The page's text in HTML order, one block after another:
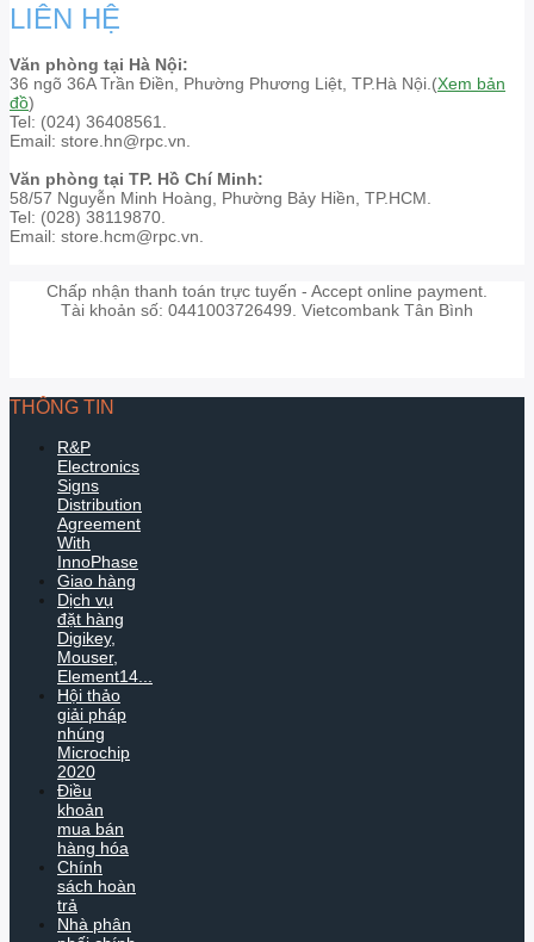
LIÊN HỆ
Văn phòng tại Hà Nội:
36 ngõ 36A Trần Điền, Phường Phương Liệt, TP.Hà Nội.(Xem bản
đồ)
Tel: (024) 36408561.
Email: store.hn@rpc.vn.
Văn phòng tại TP. Hồ Chí Minh:
58/57 Nguyễn Minh Hoàng, Phường Bảy Hiền, TP.HCM.
Tel: (028) 38119870.
Email: store.hcm@rpc.vn.
Chấp nhận thanh toán trực tuyến - Accept online payment.
Tài khoản số: 0441003726499. Vietcombank Tân Bình
THÔNG TIN
R&P
Electronics
Signs
Distribution
Agreement
With
InnoPhase
Giao hàng
Dịch vụ
đặt hàng
Digikey,
Mouser,
Element14...
Hội thảo
giải pháp
nhúng
Microchip
2020
Điều
khoản
mua bán
hàng hóa
Chính
sách hoàn
trả
Nhà phân